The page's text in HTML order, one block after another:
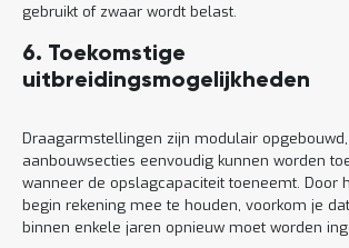
gebruikt of zwaar wordt belast.
6. Toekomstige
uitbreidingsmogelijkheden
Draagarmstellingen zijn modulair
aanbouwsecties eenvoudig kunnen worden
wanneer de opslagcapaciteit toeneemt. Door
begin rekening mee te houden, voorkom je
binnen enkele jaren opnieuw moet worden